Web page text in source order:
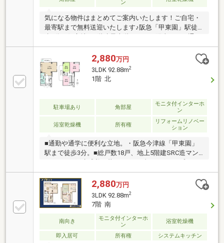
ン
気になる物件はまとめてご案内いたします！ご自宅・
最寄駅まで無料送迎いたします♪阪急「甲東園」駅徒
風・眺望良好69.65㎡のゆとりある3LDKで、ご家族に
もおすすめです♪◆阪急今津線「甲東園」駅徒歩2分
◆5階建最上階につき開放感のある住戸◆専有面積
69.65㎡・使いやすい3LDK◆全居室収納付きで収納充
実◆スーパー・コンビニ・飲食店が徒歩圏内◆小学
便利な駅近マンション
2,880万円
3LDK 92.88m2
1階 北
駐車場あり 角部屋
モニタ付インターホ
ン
浴室乾燥機 所有権
リフォームリノベー
ション
■通勤や通学に便利な立地。・阪急今津線「甲東園」
駅まで徒歩3分。■総戸数18戸、地上5階建SRC造マン
ッチンはお料理に集中できる壁付けタイプ。■全居室6
帖以上でゆとりある住空間。■2階の居室は振り分けタ
イプのため、プライバシーを確保しやすいです。■室
内各所に収納が備わり、お部屋をすっきりと保つこと
ができます。■快適なバスタイムをサポートするオー
トバス機能付き。■通風＆家事動線良好な2面バルコニ
ー。■2025年10月リフォーム内容・交換:システムキッ
チン・ユニットバス・トイレ・洗面化粧台・給湯器・
2,880万円
3LDK 92.88m2
7階 南
南向き
モニタ付インターホ
ン
浴室乾燥機
即入居可 所有権 システムキッチン